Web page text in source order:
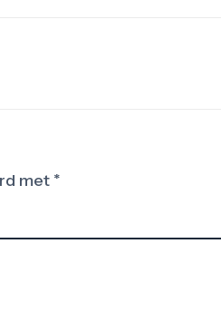
met *